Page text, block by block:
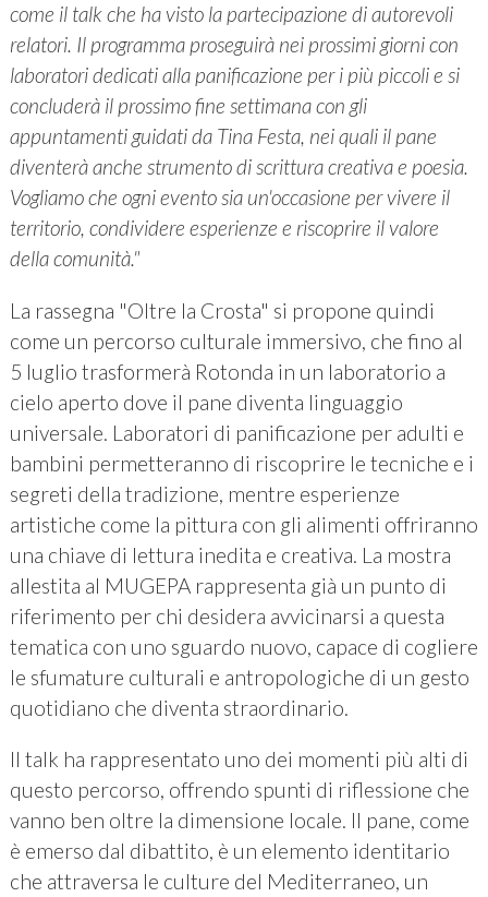
come il talk che ha visto la partecipazione di autorevoli
relatori. Il programma proseguirà nei prossimi giorni con
laboratori dedicati alla panificazione per i più piccoli e si
concluderà il prossimo fine settimana con gli
appuntamenti guidati da Tina Festa, nei quali il pane
diventerà anche strumento di scrittura creativa e poesia.
Vogliamo che ogni evento sia un'occasione per vivere il
territorio, condividere esperienze e riscoprire il valore
della comunità."
La rassegna "Oltre la Crosta" si propone quindi
come un percorso culturale immersivo, che fino al
5 luglio trasformerà Rotonda in un laboratorio a
cielo aperto dove il pane diventa linguaggio
universale. Laboratori di panificazione per adulti e
bambini permetteranno di riscoprire le tecniche e i
segreti della tradizione, mentre esperienze
artistiche come la pittura con gli alimenti offriranno
una chiave di lettura inedita e creativa. La mostra
allestita al MUGEPA rappresenta già un punto di
riferimento per chi desidera avvicinarsi a questa
tematica con uno sguardo nuovo, capace di cogliere
le sfumature culturali e antropologiche di un gesto
quotidiano che diventa straordinario.
Il talk ha rappresentato uno dei momenti più alti di
questo percorso, offrendo spunti di riflessione che
vanno ben oltre la dimensione locale. Il pane, come
è emerso dal dibattito, è un elemento identitario
che attraversa le culture del Mediterraneo, un